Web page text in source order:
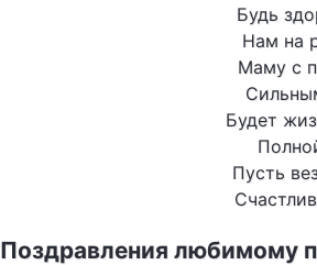
Будь
Нам на
Маму с
Будет
Пусть
Поздравления любимому